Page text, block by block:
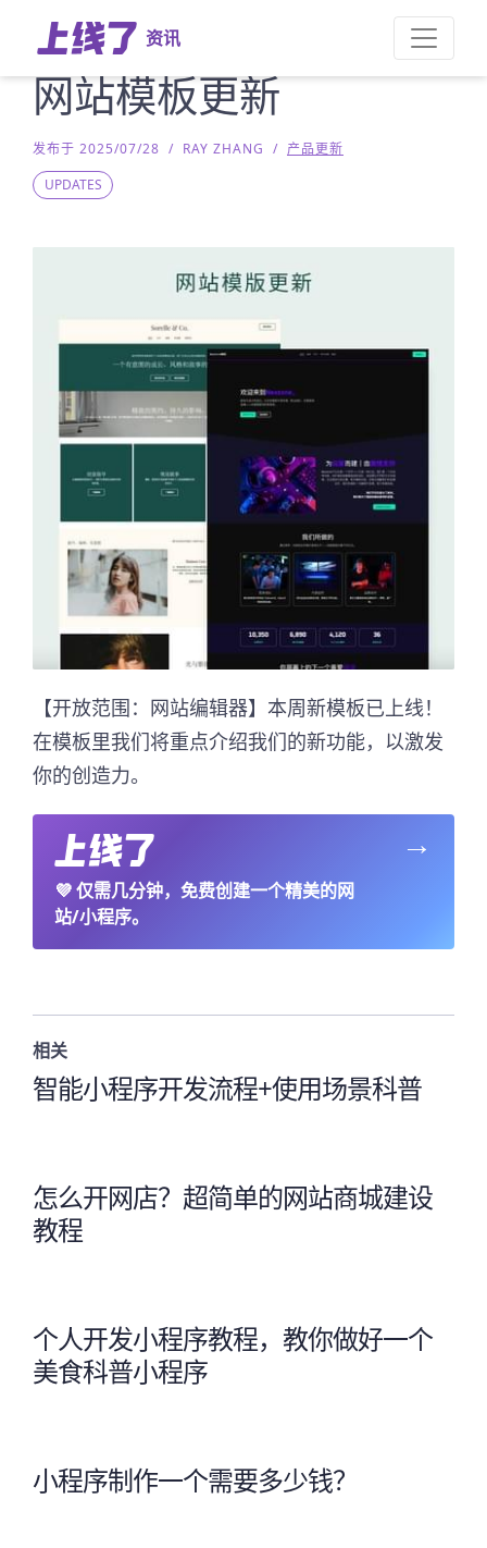
资讯
网站模板更新
发布于 2025/07/28 / RAY ZHANG / 产品更新
UPDATES
【开放范围：网站编辑器】本周新模板已上线！
在模板里我们将重点介绍我们的新功能，以激发
你的创造力。
💜仅需几分钟，免费创建一个精美的网
站/小程序。
→
相关
智能小程序开发流程+使用场景科普
怎么开网店？超简单的网站商城建设
教程
个人开发小程序教程，教你做好一个
美食科普小程序
小程序制作一个需要多少钱？